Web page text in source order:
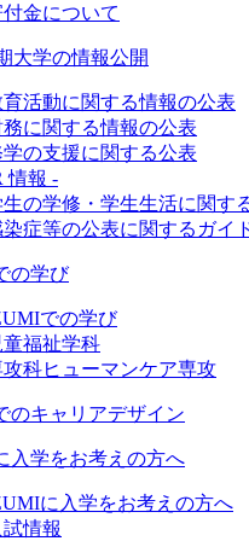
金について
大学の情報公開
育活動に関する情報の公表
務に関する情報の公表
学の支援に関する公表
情報 -
生の学修・学生生活に関す
染症等の公表に関するガイ
の学び
での学び
童福祉学科
攻科ヒューマンケア専攻
のキャリアデザイン
入学をお考えの方へ
に入学をお考えの方へ
試情報